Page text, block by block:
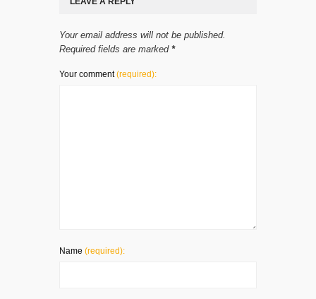
Your email address will not be published.
Required fields are marked *
Your comment(required):
Name (required):